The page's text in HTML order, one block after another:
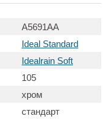
A5691AA
Ideal Standard
Idealrain Soft
105
хром
стандарт